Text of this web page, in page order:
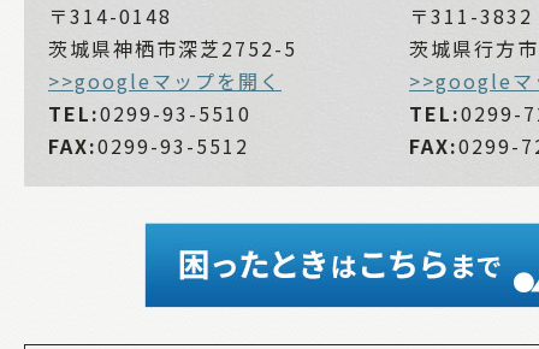
〒314-0148
茨城県神栖市深芝2752-5
>>googleマップを開く
TEL:0299-93-5510
FAX:0299-93-5512
〒311-3832
茨城県行方
>>googleマ
TEL:0299-
FAX:0299-